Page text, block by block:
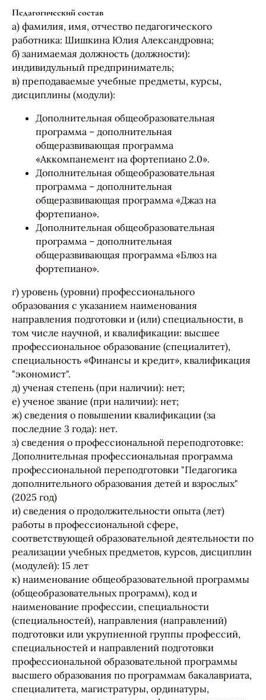
Педагогический состав
а) фамилия, имя, отчество педагогического
работника: Шишкина Юлия Александровна;
б) занимаемая должность (должности):
индивидульный предприниматель;
в) преподаваемые учебные предметы, курсы,
дисциплины (модули):
Дополнительная общеобразовательная
программа – дополнительная
общеразвивающая программа
«Аккомпанемент на фортепиано 2.0».
Дополнительная общеобразовательная
программа – дополнительная
общеразвивающая программа «Джаз на
фортепиано».
Дополнительная общеобразовательная
программа – дополнительная
общеразвивающая программа «Блюз на
фортепиано».
г) уровень (уровни) профессионального
образования с указанием наименования
направления подготовки и (или) специальности, в
том числе научной, и квалификации: высшее
профессиональное образование (специалитет),
специальность «Финансы и кредит», квалификация
"экономист".
д) ученая степень (при наличии): нет;
е) ученое звание (при наличии): нет;
ж) сведения о повышении квалификации (за
последние 3 года): нет.
з) сведения о профессиональной переподготовке:
Дополнительная профессиональная программа
профессиональной переподготовки "Педагогика
дополнительного образования детей и взрослых"
(2025 год)
и) сведения о продолжительности опыта (лет)
работы в профессиональной сфере,
соответствующей образовательной деятельности по
реализации учебных предметов, курсов, дисциплин
(модулей): 15 лет
к) наименование общеобразовательной программы
(общеобразовательных программ), код и
наименование профессии, специальности
(специальностей), направления (направлений)
подготовки или укрупненной группы профессий,
специальностей и направлений подготовки
профессиональной образовательной программы
высшего образования по программам бакалавриата,
специалитета, магистратуры, ординатуры,